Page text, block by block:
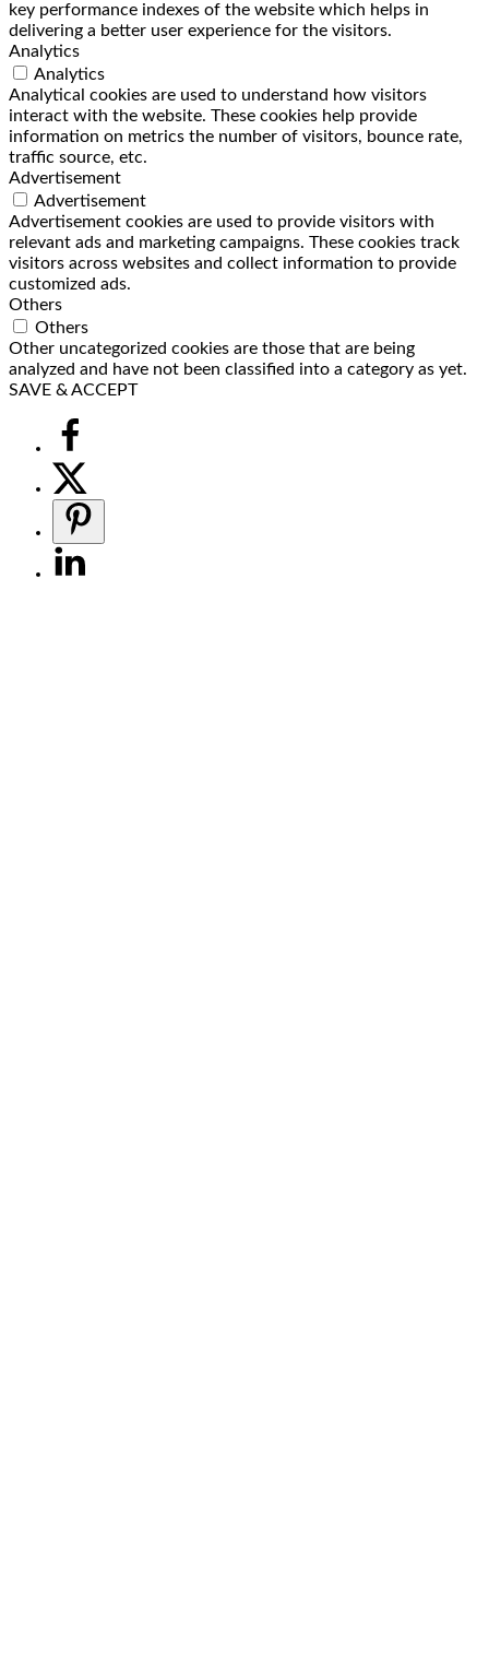
key performance indexes of the website which helps in
delivering a better user experience for the visitors.
Analytics
Analytics
Analytical cookies are used to understand how visitors
interact with the website. These cookies help provide
information on metrics the number of visitors, bounce rate,
traffic source, etc.
Advertisement
Advertisement
Advertisement cookies are used to provide visitors with
relevant ads and marketing campaigns. These cookies track
visitors across websites and collect information to provide
customized ads.
Others
Others
Other uncategorized cookies are those that are being
analyzed and have not been classified into a category as yet.
SAVE & ACCEPT